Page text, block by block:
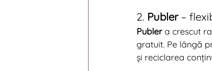
2. Publer –
Publer a crescut
gratuit. Pe lângă
și reciclarea